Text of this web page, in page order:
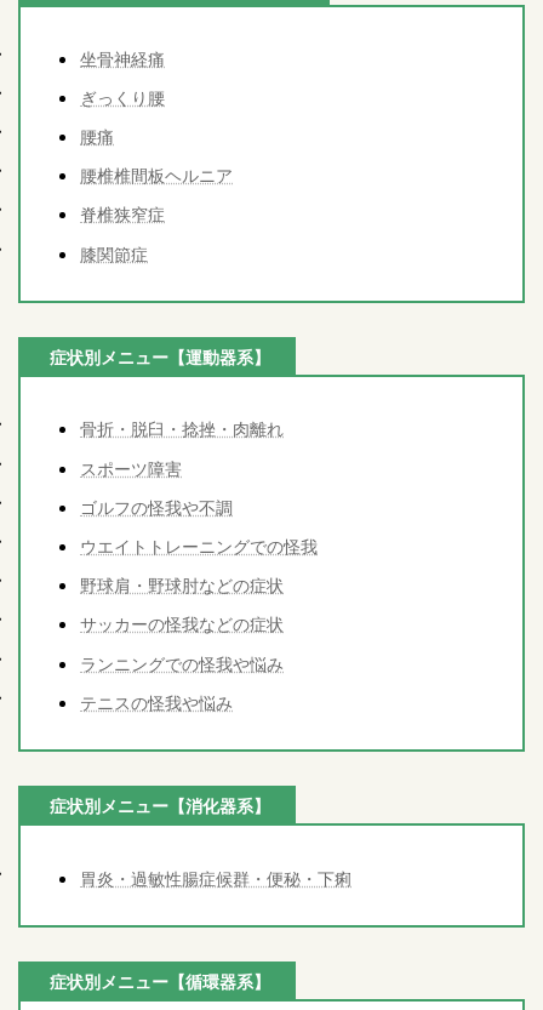
坐骨神経痛
ぎっくり腰
腰痛
腰椎椎間板ヘルニア
脊椎狭窄症
膝関節症
症状別メニュー【運動器系】
骨折・脱臼・捻挫・肉離れ
スポーツ障害
ゴルフの怪我や不調
ウエイトトレーニングでの怪我
野球肩・野球肘などの症状
サッカーの怪我などの症状
ランニングでの怪我や悩み
テニスの怪我や悩み
症状別メニュー【消化器系】
胃炎・過敏性腸症候群・便秘・下痢
症状別メニュー【循環器系】